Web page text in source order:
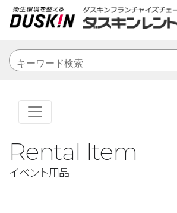
Rental Item
イベント用品